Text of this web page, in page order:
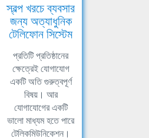
স্বল্প খরচে ব্যবসার
জন্য অত্যাধুনিক
টেলিফোন সিস্টেম
প্রতিটি প্রতিষ্ঠানের
ক্ষেত্রেই যোগাযোগ
একটি অতি গুরুত্বপূর্ণ
বিষয়। আর
যোগাযোগের একটি
ভালো মাধ্যম হতে পারে
টেলিকমিউনিকেশন।